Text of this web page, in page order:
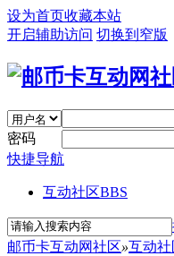
设为首页收藏本站
开启辅助访问 切换到窄版
密码
快捷导航
互动社区BBS
邮币卡互动网社区»互动社